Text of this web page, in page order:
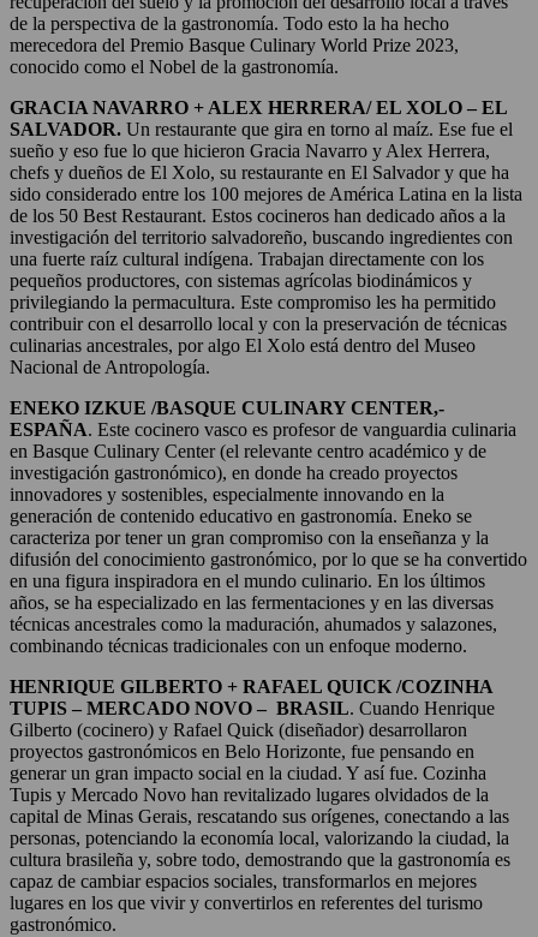
de la perspectiva de la gastronomía. Todo esto la ha hecho
merecedora del Premio Basque Culinary World Prize 2023,
conocido como el Nobel de la gastronomía.
GRACIA NAVARRO + ALEX HERRERA/ EL XOLO – EL
SALVADOR. Un restaurante que gira en torno al maíz. Ese fue el
sueño y eso fue lo que hicieron Gracia Navarro y Alex Herrera,
chefs y dueños de El Xolo, su restaurante en El Salvador y que ha
sido considerado entre los 100 mejores de América Latina en la lista
de los 50 Best Restaurant. Estos cocineros han dedicado años a la
investigación del territorio salvadoreño, buscando ingredientes con
una fuerte raíz cultural indígena. Trabajan directamente con los
pequeños productores, con sistemas agrícolas biodinámicos y
privilegiando la permacultura. Este compromiso les ha permitido
contribuir con el desarrollo local y con la preservación de técnicas
culinarias ancestrales, por algo El Xolo está dentro del Museo
Nacional de Antropología.
ENEKO IZKUE /BASQUE CULINARY CENTER,-
ESPAÑA. Este cocinero vasco es profesor de vanguardia culinaria
en Basque Culinary Center (el relevante centro académico y de
investigación gastronómico), en donde ha creado proyectos
innovadores y sostenibles, especialmente innovando en la
generación de contenido educativo en gastronomía. Eneko se
caracteriza por tener un gran compromiso con la enseñanza y la
difusión del conocimiento gastronómico, por lo que se ha convertido
en una figura inspiradora en el mundo culinario. En los últimos
años, se ha especializado en las fermentaciones y en las diversas
técnicas ancestrales como la maduración, ahumados y salazones,
combinando técnicas tradicionales con un enfoque moderno.
HENRIQUE GILBERTO + RAFAEL QUICK /COZINHA
TUPIS – MERCADO NOVO – BRASIL. Cuando Henrique
Gilberto (cocinero) y Rafael Quick (diseñador) desarrollaron
proyectos gastronómicos en Belo Horizonte, fue pensando en
generar un gran impacto social en la ciudad. Y así fue. Cozinha
Tupis y Mercado Novo han revitalizado lugares olvidados de la
capital de Minas Gerais, rescatando sus orígenes, conectando a las
personas, potenciando la economía local, valorizando la ciudad, la
cultura brasileña y, sobre todo, demostrando que la gastronomía es
capaz de cambiar espacios sociales, transformarlos en mejores
lugares en los que vivir y convertirlos en referentes del turismo
gastronómico.